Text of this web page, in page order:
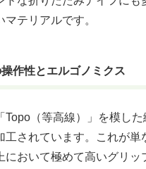
テリアルです。
作性とエルゴノミクス
Topo（等高線）」を模した
工されています。これが単
において極めて高いグリッ